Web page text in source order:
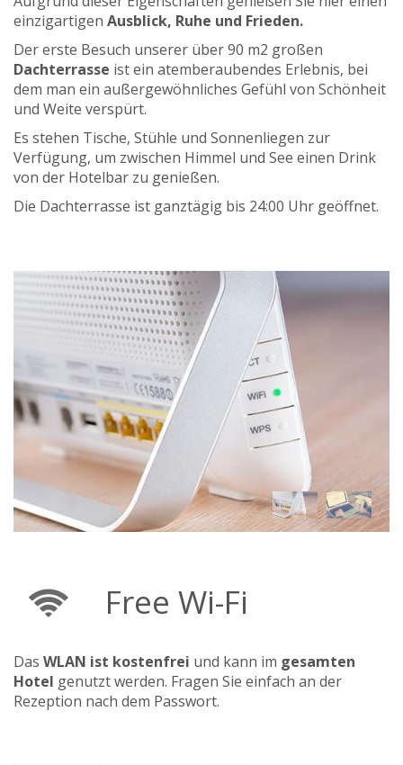
einzigartigen Ausblick, Ruhe und Frieden.
Der erste Besuch unserer über 90 m2 großen
Dachterrasse ist ein atemberaubendes Erlebnis, bei
dem man ein außergewöhnliches Gefühl von Schönheit
und Weite verspürt.
Es stehen Tische, Stühle und Sonnenliegen zur
Verfügung, um zwischen Himmel und See einen Drink
von der Hotelbar zu genießen.
Die Dachterrasse ist ganztägig bis 24:00 Uhr geöffnet.
Free Wi-Fi
Das WLAN ist kostenfrei und kann im gesamten
Hotel genutzt werden. Fragen Sie einfach an der
Rezeption nach dem Passwort.